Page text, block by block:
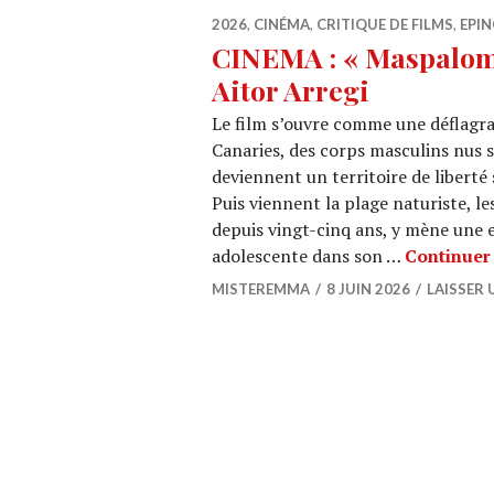
2026, CINÉMA, CRITIQUE DE FILMS,
CINEMA : «
Aitor Arregi
Le film s’ouvre comme une
Canaries, des corps masculins nus
deviennent un territoire de liberté
Puis viennent la plage naturiste,
depuis vingt-cinq ans, y mène
adolescente dans son …
MISTEREMMA 8 JUIN 2026 LAISSER